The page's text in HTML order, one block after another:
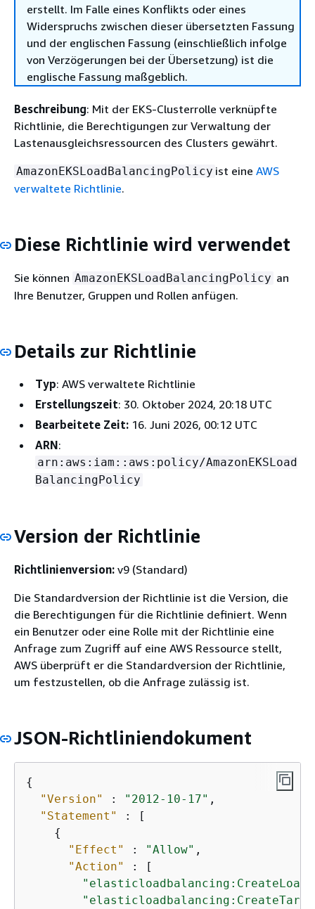
erstellt. Im Falle eines Konflikts oder eines
Widerspruchs zwischen dieser übersetzten Fassung
und der englischen Fassung (einschließlich infolge
von Verzögerungen bei der Übersetzung) ist die
englische Fassung maßgeblich.
Beschreibung: Mit der EKS-Clusterrolle verknüpfte
Richtlinie, die Berechtigungen zur Verwaltung der
Lastenausgleichsressourcen des Clusters gewährt.
AmazonEKSLoadBalancingPolicy ist eine AWS
verwaltete Richtlinie.
Diese Richtlinie wird verwendet
Sie können AmazonEKSLoadBalancingPolicy an
Ihre Benutzer, Gruppen und Rollen anfügen.
Details zur Richtlinie
Typ: AWS verwaltete Richtlinie
Erstellungszeit: 30. Oktober 2024, 20:18 UTC
Bearbeitete Zeit: 16. Juni 2026, 00:12 UTC
ARN:
arn:aws:iam::aws:policy/AmazonEKSLoad
BalancingPolicy
Version der Richtlinie
Richtlinienversion: v9 (Standard)
Die Standardversion der Richtlinie ist die Version, die
die Berechtigungen für die Richtlinie definiert. Wenn
ein Benutzer oder eine Rolle mit der Richtlinie eine
Anfrage zum Zugriff auf eine AWS Ressource stellt,
AWS überprüft er die Standardversion der Richtlinie,
um festzustellen, ob die Anfrage zulässig ist.
JSON-Richtliniendokument
{
"Version"
: "2012-10-17" ,
"Statement"
: [
{
"Effect"
: "Allow" ,
"Action"
: [